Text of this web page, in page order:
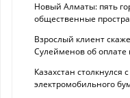
Новый Алматы: пять
общественные
Взрослый клиент
Сулейменов об оплате
Казахстан столкнулся
электромобильного